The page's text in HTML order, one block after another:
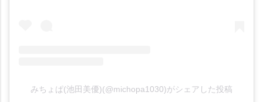
みちょぱ(池田美優)(@michopa1030)がシェアした投稿